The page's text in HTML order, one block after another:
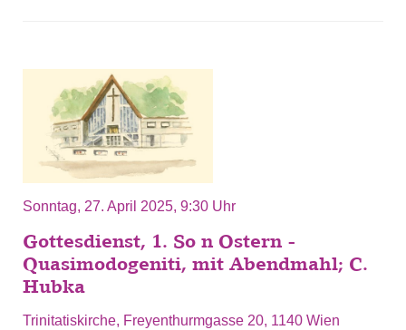
Sonntag, 27. April 2025, 9:30 Uhr
Gottesdienst, 1. So n Ostern -
Quasimodogeniti, mit Abendmahl; C.
Hubka
Trinitatiskirche, Freyenthurmgasse 20, 1140 Wien